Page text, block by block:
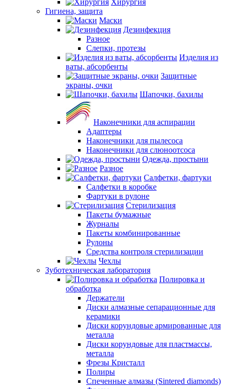
Хирургия
Гигиена, защита
Маски
Дезинфекция
Разное
Слепки, протезы
Изделия из
ваты, абсорбенты
Защитные
экраны, очки
Шапочки, бахилы
Наконечники для аспирации
Адаптеры
Наконечники для пылесоса
Наконечники для слюноотсоса
Одежда, простыни
Разное
Салфетки, фартуки
Салфетки в коробке
Фартуки в рулоне
Стерилизация
Пакеты бумажные
Журналы
Пакеты комбинированные
Рулоны
Средства контроля стерилизации
Чехлы
Зуботехническая лаборатория
Полировка и
обработка
Держатели
Диски алмазные сепарационные для
керамики
Диски корундовые армированные для
металла
Диски корундовые для пластмассы,
металла
Фрезы Кристалл
Полиры
Спеченные алмазы (Sintered diamonds)